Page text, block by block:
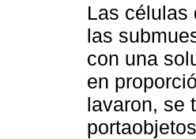
Las células
las
con una
en
lavaron, se